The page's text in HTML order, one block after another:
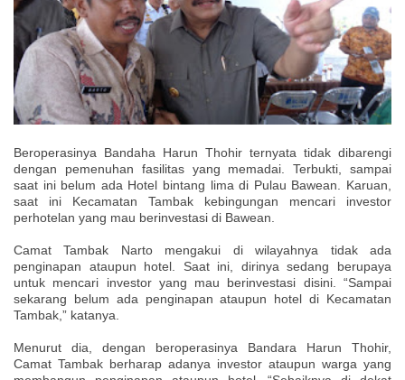
Beroperasinya Bandaha Harun Thohir ternyata tidak dibarengi
dengan pemenuhan fasilitas yang memadai. Terbukti, sampai
saat ini belum ada Hotel bintang lima di Pulau Bawean. Karuan,
saat ini Kecamatan Tambak kebingungan mencari investor
perhotelan yang mau berinvestasi di Bawean.
Camat Tambak Narto mengakui di wilayahnya tidak ada
penginapan ataupun hotel. Saat ini, dirinya sedang berupaya
untuk mencari investor yang mau berinvestasi disini. “Sampai
sekarang belum ada penginapan ataupun hotel di Kecamatan
Tambak,” katanya.
Menurut dia, dengan beroperasinya Bandara Harun Thohir,
Camat Tambak berharap adanya investor ataupun warga yang